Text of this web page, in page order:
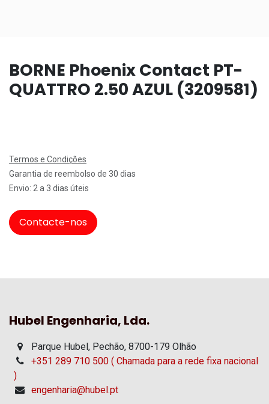
BORNE Phoenix Contact PT-
QUATTRO 2.50 AZUL (3209581)
Termos e Condições
Garantia de reembolso de 30 dias
Envio: 2 a 3 dias úteis
Contacte-nos
Hubel Engenharia, Lda.
Parque Hubel, Pechão, 8700-179 Olhão
+351 289 710 500 ( Chamada para a rede fixa nacional
)
engenharia@hubel.pt